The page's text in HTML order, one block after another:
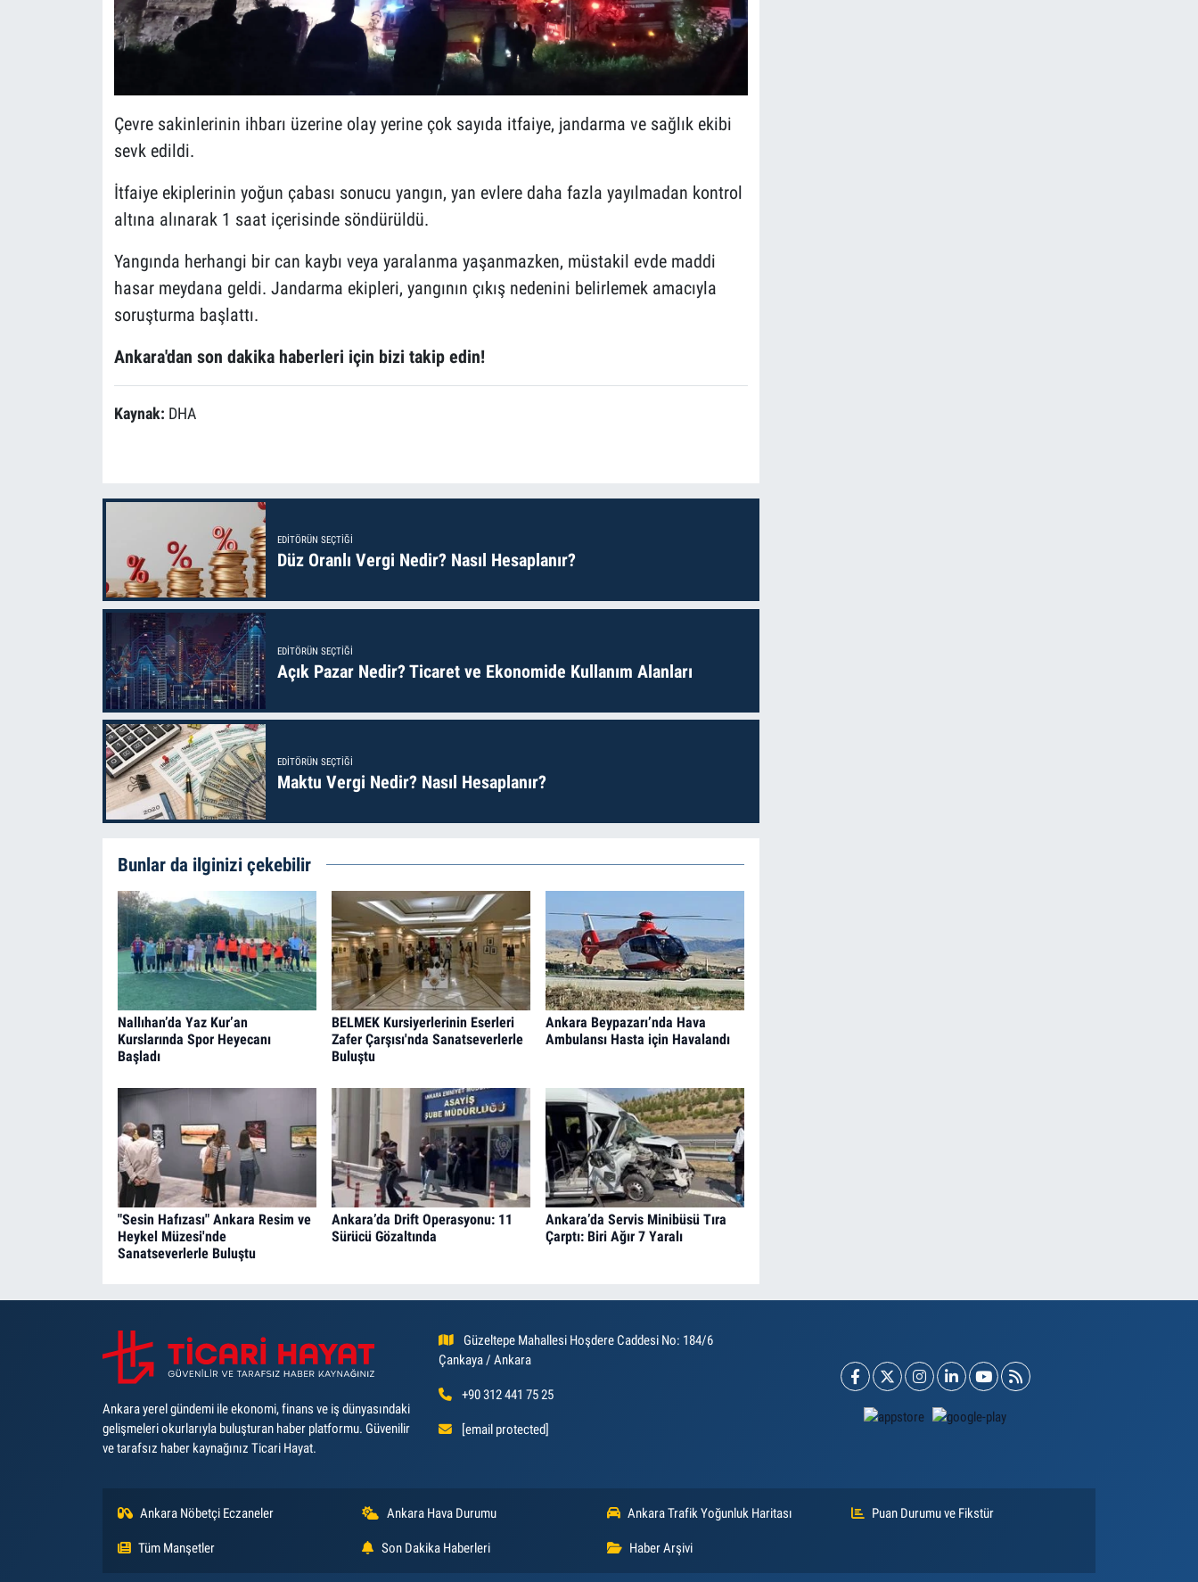
Çevre sakinlerinin ihbarı üzerine olay yerine çok sayıda itfaiye, jandarma ve sağlık ekibi
sevk edildi.
İtfaiye ekiplerinin yoğun çabası sonucu yangın, yan evlere daha fazla yayılmadan kontrol
altına alınarak 1 saat içerisinde söndürüldü.
Yangında herhangi bir can kaybı veya yaralanma yaşanmazken, müstakil evde maddi
hasar meydana geldi. Jandarma ekipleri, yangının çıkış nedenini belirlemek amacıyla
soruşturma başlattı.
Ankara'dan son dakika haberleri için bizi takip edin!
Kaynak: DHA
EDITÖRÜN SEÇTIĞI
Düz Oranlı Vergi Nedir? Nasıl Hesaplanır?
EDITÖRÜN SEÇTIĞI
Açık Pazar Nedir? Ticaret ve Ekonomide Kullanım Alanları
EDITÖRÜN SEÇTIĞI
Maktu Vergi Nedir? Nasıl Hesaplanır?
Bunlar da ilginizi çekebilir
Nallıhan’da Yaz Kur’an
Kurslarında Spor Heyecanı
Başladı
BELMEK Kursiyerlerinin Eserleri
Zafer Çarşısı'nda Sanatseverlerle
Buluştu
Ankara Beypazarı’nda Hava
Ambulansı Hasta için Havalandı
"Sesin Hafızası" Ankara Resim ve
Heykel Müzesi'nde
Sanatseverlerle Buluştu
Ankara’da Drift Operasyonu: 11
Sürücü Gözaltında
Ankara’da Servis Minibüsü Tıra
Çarptı: Biri Ağır 7 Yaralı
Ankara yerel gündemi ile ekonomi, finans ve iş dünyasındaki
gelişmeleri okurlarıyla buluşturan haber platformu. Güvenilir
ve tarafsız haber kaynağınız Ticari Hayat.
Güzeltepe Mahallesi Hoşdere Caddesi No: 184/6
Çankaya / Ankara
+90 312 441 75 25
[email protected]
Ankara Nöbetçi Eczaneler Ankara Hava Durumu Ankara Trafik Yoğunluk Haritası Puan Durumu ve Fikstür
Tüm Manşetler Son Dakika Haberleri Haber Arşivi